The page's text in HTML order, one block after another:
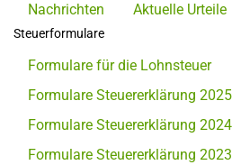
Nachrichten Aktuelle Urteile
Steuerformulare
Formulare für die Lohnsteuer
Formulare Steuererklärung 2025
Formulare Steuererklärung 2024
Formulare Steuererklärung 2023